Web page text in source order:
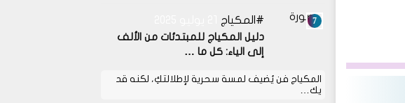
المكياج
دليل المكياج للمبتدئات من الألف
إلى الياء: كل ما …
المكياج فن يُضيف لمسة سحرية لإطلالتكِ، لكنه قد
يك…